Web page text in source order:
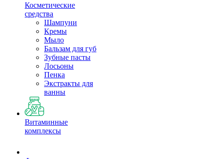
Косметические
средства
Шампуни
Кремы
Мыло
Бальзам для губ
Зубные пасты
Лосьоны
Пенка
Экстракты для
ванны
Витаминные
комплексы